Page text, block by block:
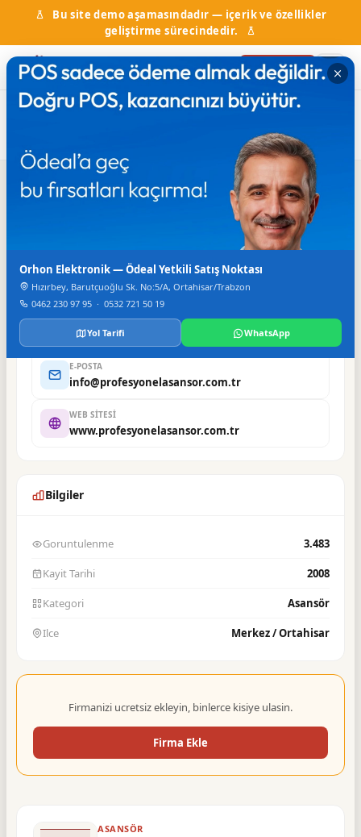
Bu site demo aşamasındadır — içerik ve özellikler
geliştirme sürecindedir.
Firma Ekle
Firma
PROFESYONEL ASANSÖRSchindler
asansörleri Karadeniz Yetkili Servisi
ASANSÖR
TELEFON
0 462 223 84 22-23
FAKS
0462 223 84 38
E-POSTA
info@profesyonelasansor.com.tr
WEB SITESI
www.profesyonelasansor.com.tr
Bilgiler
Goruntulenme 3.483
Kayit Tarihi 2008
Kategori Asansör
Ilce Merkez / Ortahisar
Firmanizi ucretsiz ekleyin, binlerce kisiye ulasin.
Firma Ekle
Orhon Elektronik — Ödeal Yetkili Satış Noktası
Hızırbey, Barutçuoğlu Sk. No:5/A, Ortahisar/Trabzon
0462 230 97 95 · 0532 721 50 19
Yol Tarifi WhatsApp